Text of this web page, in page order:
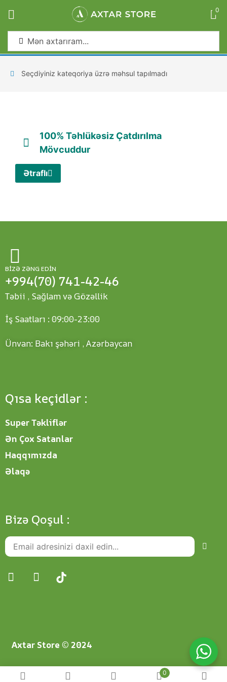
0
0
Seçdiyiniz kateqoriya üzrə məhsul tapılmadı
100% Təhlükəsiz Çatdırılma
Mövcuddur
Ətraflı
BIZƏ ZƏNG EDIN
+994(70) 741-42-46
Təbii , Sağlam və Gözəllik
İş Saatları : 09:00-23:00
Ünvan: Bakı şəhəri , Azərbaycan
Qısa keçidlər :
Super Təkliflər
Ən Çox Satanlar
Haqqımızda
Əlaqə
Bizə Qoşul :
Axtar Store © 2024
Sign in